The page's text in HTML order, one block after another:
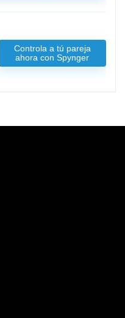
Controla a tú pareja
ahora con Spynger